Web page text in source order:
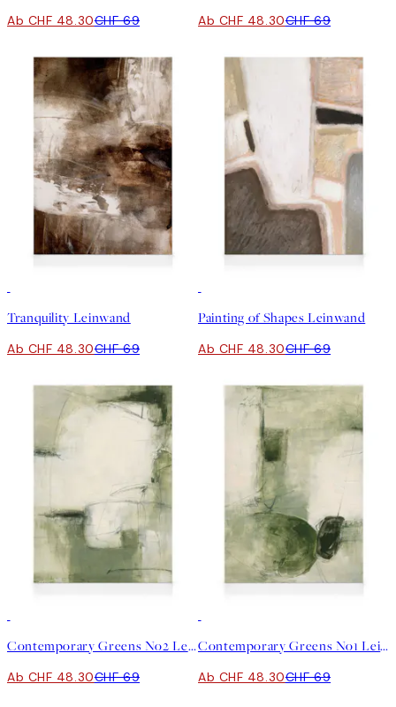
Ab CHF 48.30CHF 69 Ab CHF 48.30CHF 69
Tranquility Leinwand
Ab CHF 48.30CHF 69
Painting of Shapes Leinwand
Ab CHF 48.30CHF 69
Contemporary Greens No2 Leinwand
Ab CHF 48.30CHF 69
Contemporary Greens No1 Leinwand
Ab CHF 48.30CHF 69